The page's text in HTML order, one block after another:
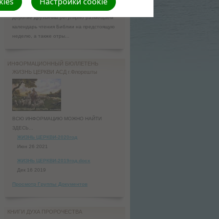
Истреблен за недостаток ведения
Дорогие друзья!Мы регулярно размещаем
календарь чтения Библии на предстоящую
неделю, а также отры...
ИНФОРМАЦИОННЫЙ БЮЛЛЕТЕНЬ
ЖИЗНЬ ЦЕРКВИ АСД г.Флорешты
ВСЮ ИНФОРМАЦИЮ МОЖНО НАЙТИ
ЗДЕСЬ...
ЖИЗНЬ ЦЕРКВИ-2020год
Июн 26 2021
ЖИЗНЬ ЦЕРКВИ-2019год.docx
Дек 16 2019
Просмотр Группы Документов
КНИГИ ДУХА ПРОРОЧЕСТВА